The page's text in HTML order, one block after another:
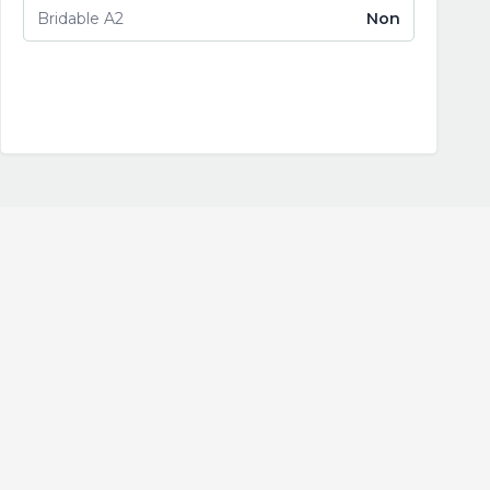
Bridable A2 Non